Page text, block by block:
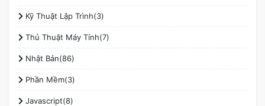
Kỹ Thuật Lập Trình(3)
Thủ Thuật Máy Tính(7)
Nhật Bản(86)
Phần Mềm(3)
Javascript(8)